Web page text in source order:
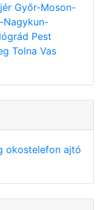
Győr-Moson-
Nagykun-
Pest
Tolna Vas
okostelefon ajtó